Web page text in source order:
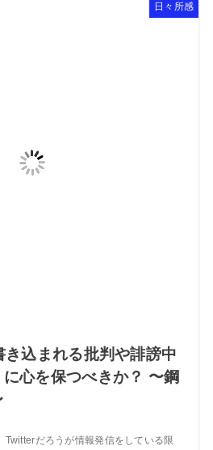
日々所感
込まれる批判や誹謗中
心を保つべきか？ 〜鋼
だろうが情報発信をしている限